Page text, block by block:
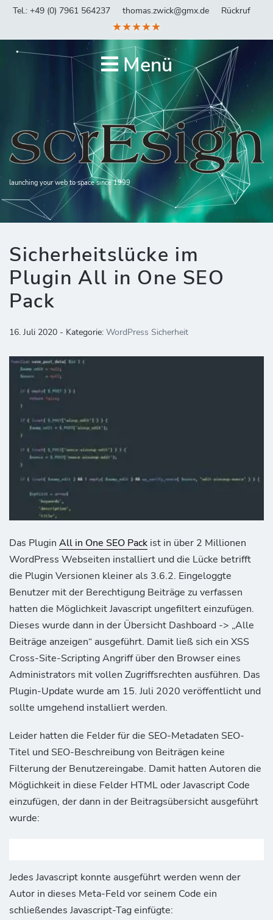
Tel.: +49 (0) 7961 564237 thomas.zwick@gmx.de Rückruf
★★★★★
Menü
launching your web to space since 1999
Sicherheitslücke im
Plugin All in One SEO
Pack
16. Juli 2020 - Kategorie: WordPress Sicherheit
Das Plugin All in One SEO Pack ist in über 2 Millionen
WordPress Webseiten installiert und die Lücke betrifft
die Plugin Versionen kleiner als 3.6.2. Eingeloggte
Benutzer mit der Berechtigung Beiträge zu verfassen
hatten die Möglichkeit Javascript ungefiltert einzufügen.
Dieses wurde dann in der Übersicht Dashboard -> „Alle
Beiträge anzeigen“ ausgeführt. Damit ließ sich ein XSS
Cross-Site-Scripting Angriff über den Browser eines
Administrators mit vollen Zugriffsrechten ausführen. Das
Plugin-Update wurde am 15. Juli 2020 veröffentlicht und
sollte umgehend installiert werden.
Leider hatten die Felder für die SEO-Metadaten SEO-
Titel und SEO-Beschreibung von Beiträgen keine
Filterung der Benutzereingabe. Damit hatten Autoren die
Möglichkeit in diese Felder HTML oder Javascript Code
einzufügen, der dann in der Beitragsübersicht ausgeführt
wurde:
Jedes Javascript konnte ausgeführt werden wenn der
Autor in dieses Meta-Feld vor seinem Code ein
schließendes Javascript-Tag einfügte: